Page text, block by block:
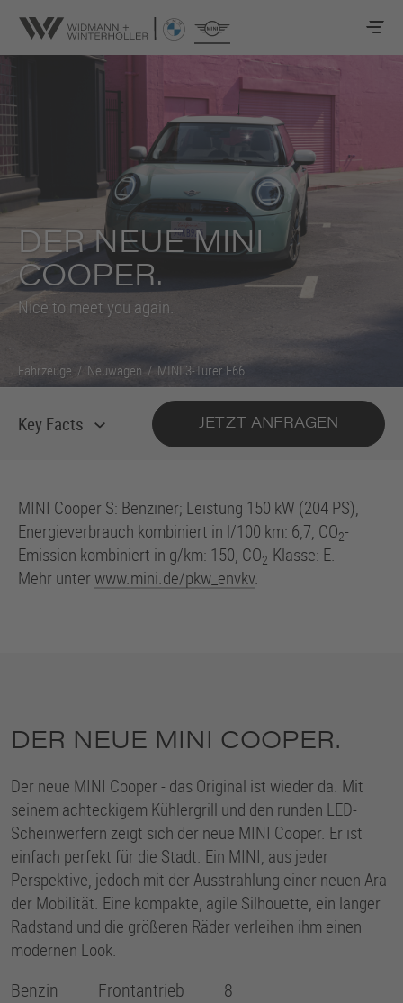
DER NEUE MINI
COOPER.
Nice to meet you again.
Fahrzeuge / Neuwagen / MINI 3-Türer F66
Key Facts JETZT ANFRAGEN
MINI Cooper S: Benziner; Leistung 150 kW (204 PS),
Energieverbrauch kombiniert in l/100 km: 6,7, CO2-
Emission kombiniert in g/km: 150, CO2-Klasse: E.
Mehr unter www.mini.de/pkw_envkv.
DER NEUE MINI COOPER.
Der neue MINI Cooper - das Original ist wieder da. Mit
seinem achteckigem Kühlergrill und den runden LED-
Scheinwerfern zeigt sich der neue MINI Cooper. Er ist
einfach perfekt für die Stadt. Ein MINI, aus jeder
Perspektive, jedoch mit der Ausstrahlung einer neuen Ära
der Mobilität. Eine kompakte, agile Silhouette, ein langer
Radstand und die größeren Räder verleihen ihm einen
modernen Look.
Benzin Frontantrieb 8